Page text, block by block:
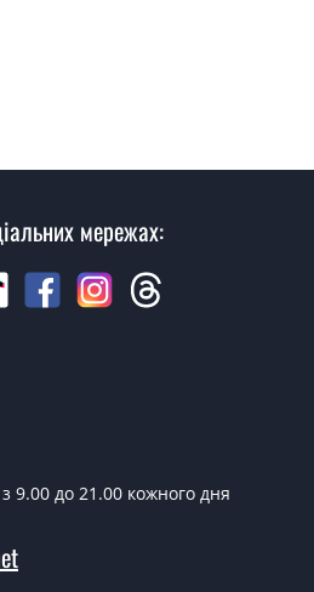
дверей проводиться
крім неділі.
установка дверей
встановити двері
кількох годин, за умови
викликати
готові двері
мережах:
9.00 до 21.00 кожного дня